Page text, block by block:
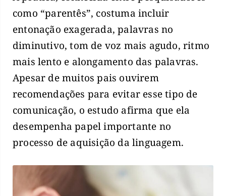
como “parentês”, costuma incluir
entonação exagerada, palavras no
diminutivo, tom de voz mais agudo, ritmo
mais lento e alongamento das palavras.
Apesar de muitos pais ouvirem
recomendações para evitar esse tipo de
comunicação, o estudo afirma que ela
desempenha papel importante no
processo de aquisição da linguagem.